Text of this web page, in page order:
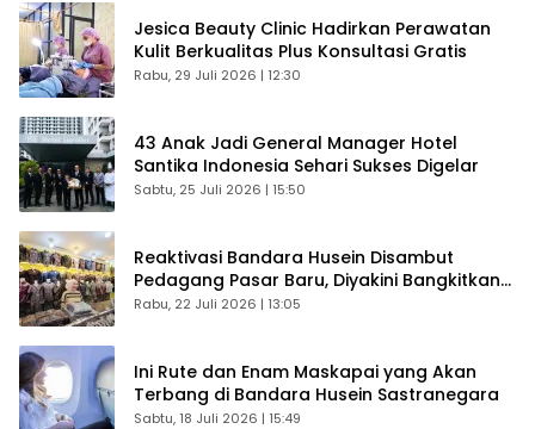
Jesica Beauty Clinic Hadirkan Perawatan
Kulit Berkualitas Plus Konsultasi Gratis
Rabu, 29 Juli 2026 | 12:30
43 Anak Jadi General Manager Hotel
Santika Indonesia Sehari Sukses Digelar
Sabtu, 25 Juli 2026 | 15:50
Reaktivasi Bandara Husein Disambut
Pedagang Pasar Baru, Diyakini Bangkitkan
Kembali Ekonomi Bandung
Rabu, 22 Juli 2026 | 13:05
Ini Rute dan Enam Maskapai yang Akan
Terbang di Bandara Husein Sastranegara
Sabtu, 18 Juli 2026 | 15:49